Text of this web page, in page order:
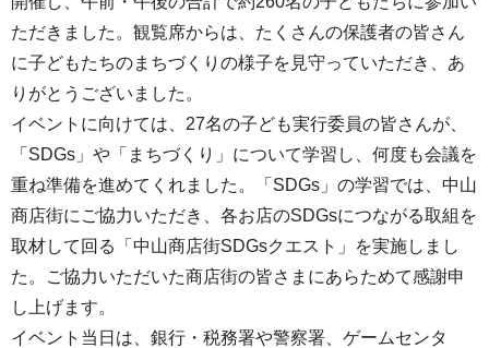
ただきました。観覧席からは、たくさんの保護者の皆さん
に子どもたちのまちづくりの様子を見守っていただき、あ
りがとうございました。
イベントに向けては、27名の子ども実行委員の皆さんが、
「SDGs」や「まちづくり」について学習し、何度も会議を
重ね準備を進めてくれました。「SDGs」の学習では、中山
商店街にご協力いただき、各お店のSDGsにつながる取組を
取材して回る「中山商店街SDGsクエスト」を実施しまし
た。ご協力いただいた商店街の皆さまにあらためて感謝申
し上げます。
イベント当日は、銀行・税務署や警察署、ゲームセンタ